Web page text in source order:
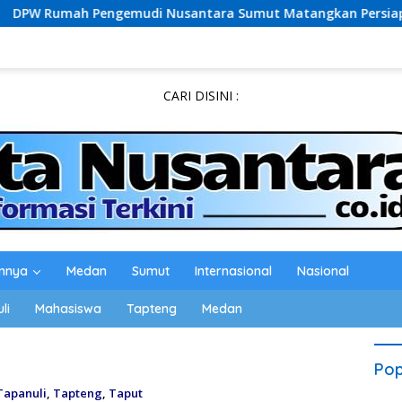
Nusantara Sumut Matangkan Persiapan Pelantikan,
CARI DISINI :
Medan Sumut Internasional Nasional
Mahasiswa Tapteng Medan
, Tapteng, Taput